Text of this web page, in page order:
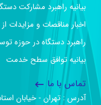
بیانیه راهبرد مشارکت
اخبار مناقصات و مزایدات
راهبرد دستگاه در حوزه
بیانیه توافق سطح خدمت
تماس با ما
آدرس :‌ تهران - خیابان